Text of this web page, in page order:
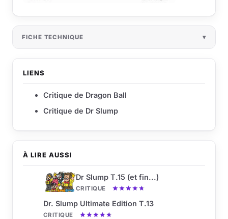
À LIRE AUSSI
Dr Slump T.15 (et fin...)
CRITIQUE
Dr. Slump Ultimate Edition T.13
CRITIQUE
FICHE TECHNIQUE
LIENS
Critique de Dragon Ball
Critique de Dr Slump